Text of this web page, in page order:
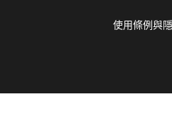
使用條例與